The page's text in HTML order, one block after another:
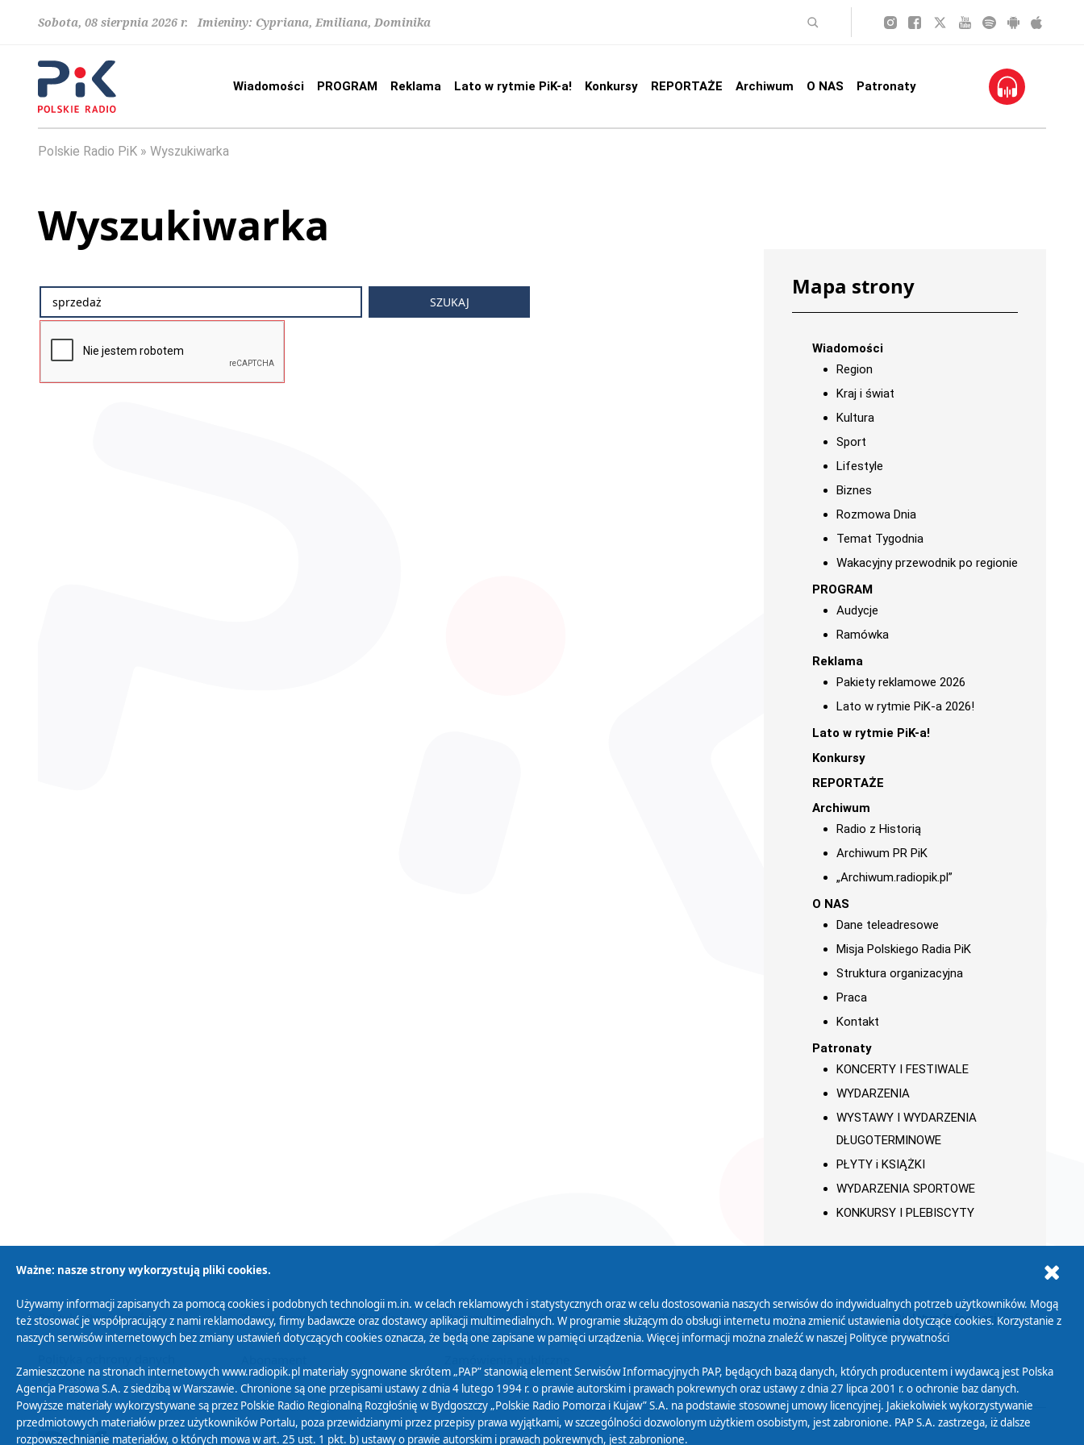
Sobota, 08 sierpnia 2026 r. Imieniny: Cypriana, Emiliana, Dominika
Wiadomości PROGRAM Reklama Lato w rytmie PiK-a! Konkursy REPORTAŻE Archiwum O NAS Patronaty
Polskie Radio PiK Wyszukiwarka
Wyszukiwarka
Mapa strony
Wiadomości
Region
Kraj i świat
Kultura
Sport
Lifestyle
Biznes
Rozmowa Dnia
Temat Tygodnia
Wakacyjny przewodnik po regionie
PROGRAM
Audycje
Ramówka
Reklama
Pakiety reklamowe 2026
Lato w rytmie PiK-a 2026!
Lato w rytmie PiK-a!
Konkursy
REPORTAŻE
Archiwum
Radio z Historią
Archiwum PR PiK
„Archiwum.radiopik.pl”
O NAS
Dane teleadresowe
Misja Polskiego Radia PiK
Struktura organizacyjna
Praca
Kontakt
Patronaty
KONCERTY I FESTIWALE
WYDARZENIA
WYSTAWY I WYDARZENIA
DŁUGOTERMINOWE
PŁYTY i KSIĄŻKI
WYDARZENIA SPORTOWE
KONKURSY I PLEBISCYTY
Polityka Prywatności Zasady korzystania z Serwisu
Organizacje Pożytku
Publicznego
Cyfryzacja DAB+
osobowych
Biuletyn Informacji
Publicznej
Ważne: nasze strony wykorzystują pliki cookies.
Używamy informacji zapisanych za pomocą cookies i podobnych technologii m.in. w celach reklamowych i statystycznych oraz w celu dostosowania naszych serwisów do indywidualnych potrzeb użytkowników. Mogą
też stosować je współpracujący z nami reklamodawcy, firmy badawcze oraz dostawcy aplikacji multimedialnych. W programie służącym do obsługi internetu można zmienić ustawienia dotyczące cookies. Korzystanie z
naszych serwisów internetowych bez zmiany ustawień dotyczących cookies oznacza, że będą one zapisane w pamięci urządzenia. Więcej informacji można znaleźć w naszej Polityce prywatności
Zamieszczone na stronach internetowych www.radiopik.pl materiały sygnowane skrótem „PAP” stanowią element Serwisów Informacyjnych PAP, będących bazą danych, których producentem i wydawcą jest Polska
Agencja Prasowa S.A. z siedzibą w Warszawie. Chronione są one przepisami ustawy z dnia 4 lutego 1994 r. o prawie autorskim i prawach pokrewnych oraz ustawy z dnia 27 lipca 2001 r. o ochronie baz danych.
Powyższe materiały wykorzystywane są przez Polskie Radio Regionalną Rozgłośnię w Bydgoszczy „Polskie Radio Pomorza i Kujaw” S.A. na podstawie stosownej umowy licencyjnej. Jakiekolwiek wykorzystywanie
przedmiotowych materiałów przez użytkowników Portalu, poza przewidzianymi przez przepisy prawa wyjątkami, w szczególności dozwolonym użytkiem osobistym, jest zabronione. PAP S.A. zastrzega, iż dalsze
rozpowszechnianie materiałów, o których mowa w art. 25 ust. 1 pkt. b) ustawy o prawie autorskim i prawach pokrewnych, jest zabronione.